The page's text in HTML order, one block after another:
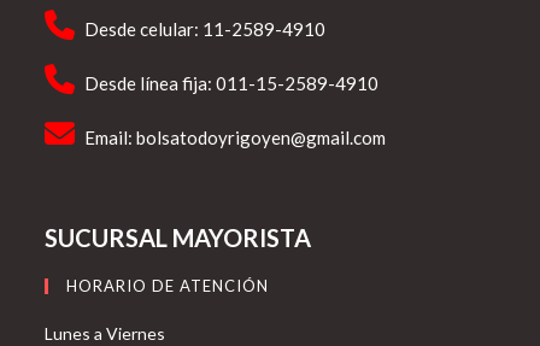
Desde celular: 11-2589-4910
Desde línea fija: 011-15-2589-4910
Email:bolsatodoyrigoyen@gmail.com
SUCURSAL MAYORISTA
HORARIO DE ATENCIÓN
Lunes a Viernes